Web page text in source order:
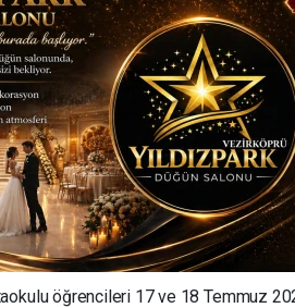
öğrencileri 17 ve 18 Temmuz